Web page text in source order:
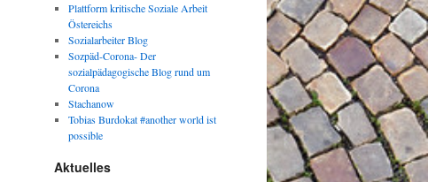
Plattform kritische Soziale Arbeit
Östereichs
Sozialarbeiter Blog
Sozpäd-Corona- Der
sozialpädagogische Blog rund um
Corona
Stachanow
Tobias Burdokat #another world ist
possible
Aktuelles